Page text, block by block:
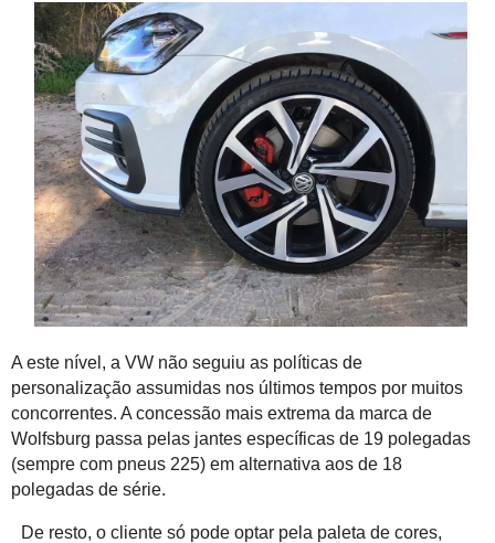
A este nível, a VW não seguiu as políticas de
personalização assumidas nos últimos tempos por muitos
concorrentes. A concessão mais extrema da marca de
Wolfsburg passa pelas jantes específicas de 19 polegadas
(sempre com pneus 225) em alternativa aos de 18
polegadas de série.
De resto, o cliente só pode optar pela paleta de cores,